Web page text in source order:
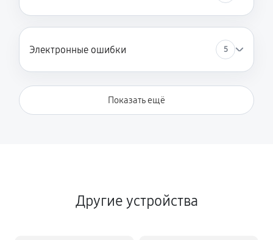
Электронные ошибки 5
Показать ещё
Другие устройства